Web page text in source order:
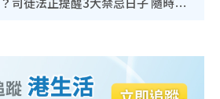
剪頭髮都要擇日？司徒法正提醒3大禁忌日子 隨時剪走財運！呢日剪髮恐「剪壽命」？